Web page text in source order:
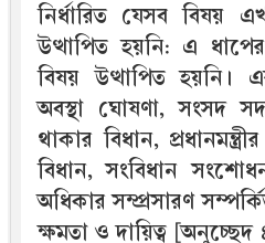
নির্ধারিত যেসব
উত্থাপিত হয়নি: এ
বিষয় উত্থাপিত
অবস্থা ঘোষণা, সংসদ
থাকার বিধান,
বিধান, সংবিধান
অধিকার সম্প্রসারণ
ক্ষমতা ও দায়িত্ব